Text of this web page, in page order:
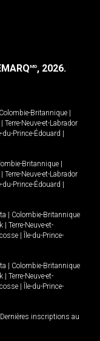
MD, 2026.
Colombie-Britannique
Terre-Neuve-et-Labrador
du-Prince-Édouard
Britannique
Terre-Neuve-et-Labrador
du-Prince-Édouard
Colombie-Britannique
Terre-Neuve-et-
Île-du-Prince-
Colombie-Britannique
Terre-Neuve-et-
Île-du-Prince-
Dernières inscriptions au